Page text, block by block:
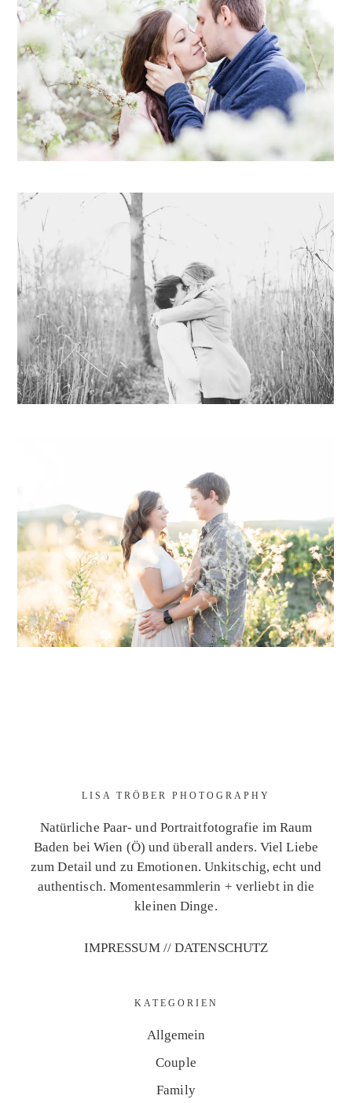
LISA TRÖBER PHOTOGRAPHY
Natürliche Paar- und Portraitfotografie im Raum
Baden bei Wien (Ö) und überall anders. Viel Liebe
zum Detail und zu Emotionen. Unkitschig, echt und
authentisch. Momentesammlerin + verliebt in die
kleinen Dinge.
IMPRESSUM//DATENSCHUTZ
KATEGORIEN
Allgemein
Couple
Family